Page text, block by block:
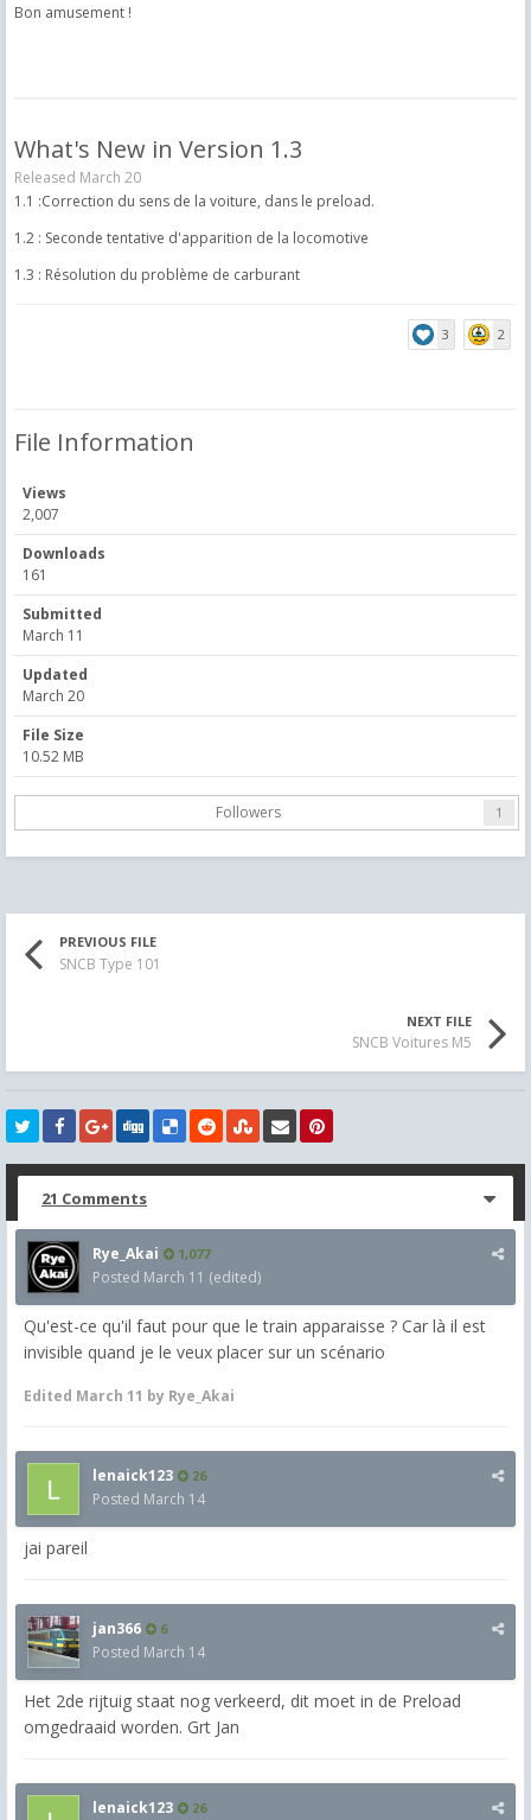
Bon amusement !
What's New in Version 1.3
Released March 20
1.1 :Correction du sens de la voiture, dans le preload.
1.2 : Seconde tentative d'apparition de la locomotive
1.3 : Résolution du problème de carburant
3 2
File Information
Views
2,007
Downloads
161
Submitted
March 11
Updated
March 20
File Size
10.52 MB
Followers 1
PREVIOUS FILE
SNCB Type 101
NEXT FILE
SNCB Voitures M5
21 Comments
Rye_Akai 1,077
Posted March 11 (edited)
Qu'est-ce qu'il faut pour que le train apparaisse ? Car là il est
invisible quand je le veux placer sur un scénario
Edited March 11 by Rye_Akai
lenaick123 26
Posted March 14
jai pareil
jan366 6
Posted March 14
Het 2de rijtuig staat nog verkeerd, dit moet in de Preload
omgedraaid worden. Grt Jan
lenaick123 26